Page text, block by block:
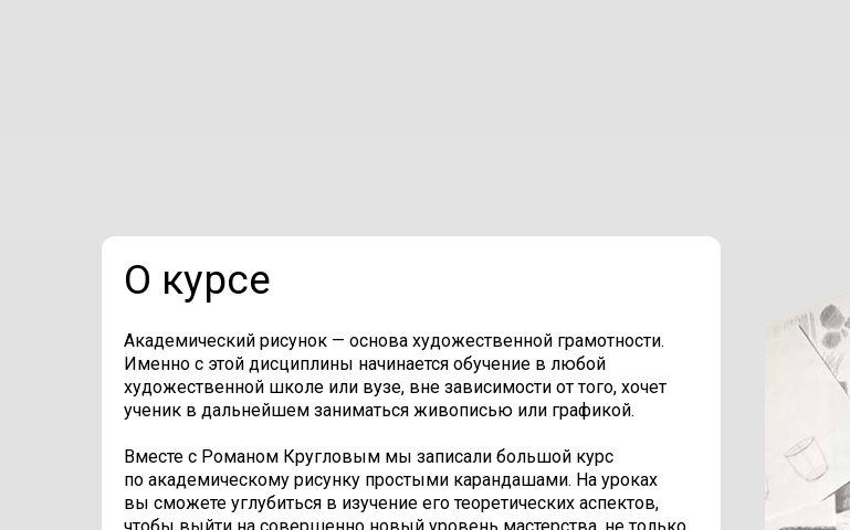
О курсе
Академический рисунок — основа художественной грамотности.
Именно с этой дисциплины начинается обучение в любой
художественной школе или вузе, вне зависимости от того, хочет
ученик в дальнейшем заниматься живописью или графикой.
Вместе с Романом Кругловым мы записали большой курс
по академическому рисунку простыми карандашами. На уроках
вы сможете углубиться в изучение его теоретических аспектов,